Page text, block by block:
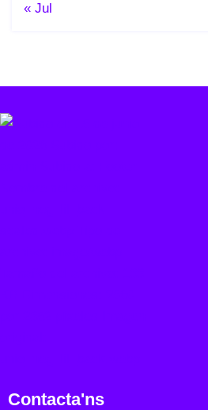
« Jul
Contacta'ns